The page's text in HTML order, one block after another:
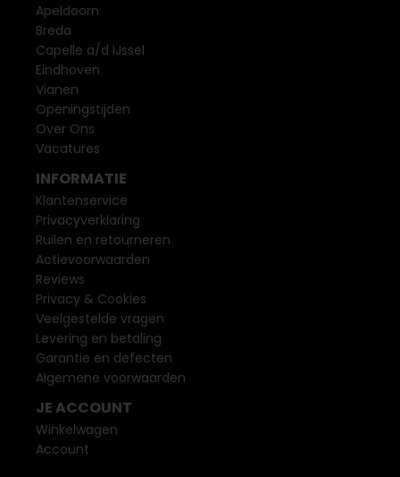
Apeldoorn
Breda
Capelle a/d IJssel
Eindhoven
Vianen
Openingstijden
Over Ons
Vacatures
INFORMATIE
Klantenservice
Privacyverklaring
Ruilen en retourneren
Actievoorwaarden
Reviews
Privacy & Cookies
Veelgestelde vragen
Levering en betaling
Garantie en defecten
Algemene voorwaarden
JE ACCOUNT
Winkelwagen
Account